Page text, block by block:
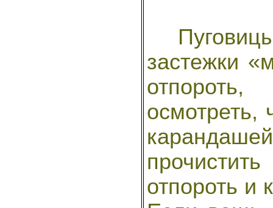
застежки
осмотреть,
отпороть и